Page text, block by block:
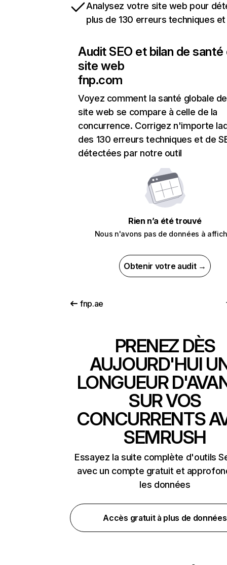
Analysez votre site web pour
plus de 130 erreurs techniques et
Audit SEO et bilan de santé
site web
fnp.com
Voyez comment la santé globale
site web se compare à celle de la
concurrence. Corrigez n'importe
des 130 erreurs techniques et de
détectées par notre outil
Rien n’a été trouvé
Nous n'avons pas de données à
Obtenir votre audit →
fnp.ae
PRENEZ DÈS
AUJOURD'HUI
LONGUEUR
SUR VOS
CONCURRENTS
SEMRUSH
Essayez la suite complète d'outils
avec un compte gratuit et
les données
Accès gratuit à plus de données